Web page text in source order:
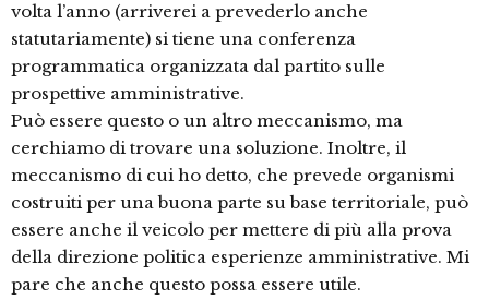
volta l’anno (arriverei a prevederlo anche
statutariamente) si tiene una conferenza
programmatica organizzata dal partito sulle
prospettive amministrative.
Può essere questo o un altro meccanismo, ma
cerchiamo di trovare una soluzione. Inoltre, il
meccanismo di cui ho detto, che prevede organismi
costruiti per una buona parte su base territoriale, può
essere anche il veicolo per mettere di più alla prova
della direzione politica esperienze amministrative. Mi
pare che anche questo possa essere utile.